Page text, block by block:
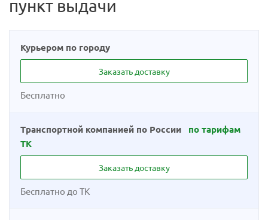
пункт выдачи
Курьером по городу
Бесплатно
Заказать доставку
Транспортной компанией по России
по тарифам
ТК
Бесплатно до ТК
Заказать доставку